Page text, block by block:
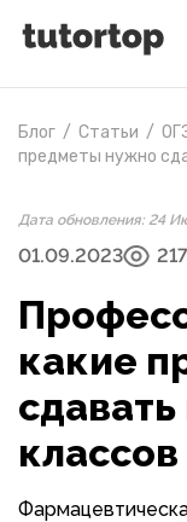
Блог / Статьи /
предметы нужно
Дата обновления: 24
01.09.2023
какие
сдавать
классов